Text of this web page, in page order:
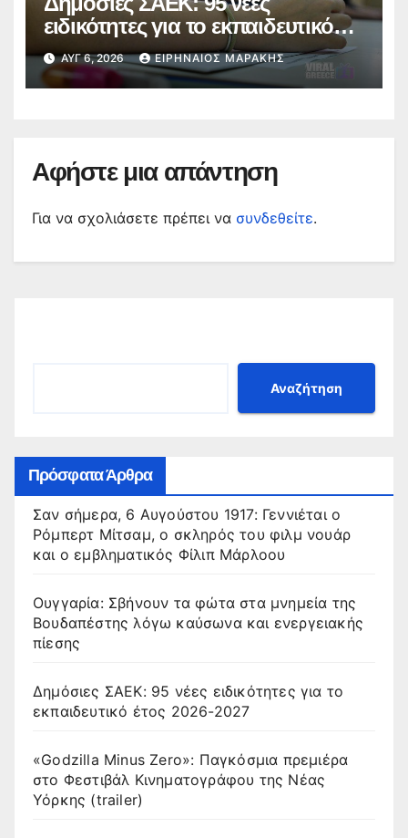
ειδικότητες για το εκπαιδευτικό
έτος 2026-2027
ΑΥΓ 6, 2026 ΕΙΡΗΝΑΊΟΣ ΜΑΡΆΚΗΣ
Αφήστε μια απάντηση
Για να σχολιάσετε πρέπει να συνδεθείτε.
Αναζήτηση
Πρόσφατα Άρθρα
Σαν σήμερα, 6 Αυγούστου 1917: Γεννιέται ο
Ρόμπερτ Μίτσαμ, ο σκληρός του φιλμ νουάρ
και ο εμβληματικός Φίλιπ Μάρλοου
Ουγγαρία: Σβήνουν τα φώτα στα μνημεία της
Βουδαπέστης λόγω καύσωνα και ενεργειακής
πίεσης
Δημόσιες ΣΑΕΚ: 95 νέες ειδικότητες για το
εκπαιδευτικό έτος 2026-2027
«Godzilla Minus Zero»: Παγκόσμια πρεμιέρα
στο Φεστιβάλ Κινηματογράφου της Νέας
Υόρκης (trailer)